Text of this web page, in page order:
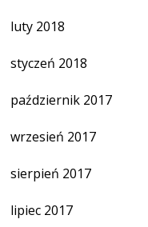
luty 2018
styczeń 2018
październik 2017
wrzesień 2017
sierpień 2017
lipiec 2017